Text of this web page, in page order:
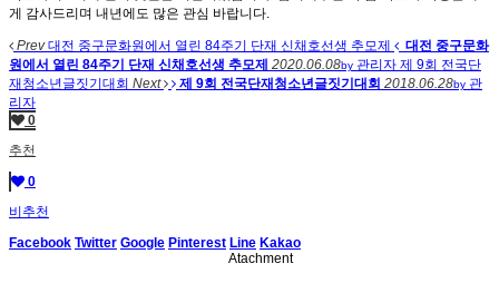
게 감사드리며 내년에도 많은 관심 바랍니다.
Prev대전 중구문화원에서 열린 84주기 단재 신채호선생 추모제
대전 중구문화
원에서 열린 84주기 단재 신채호선생 추모제 2020.06.08by 관리자 제 9회 전국단
재청소년글짓기대회 Next 제 9회 전국단재청소년글짓기대회 2018.06.28by 관
리자
0
추천
0
비추천
Facebook Twitter Google Pinterest Line Kakao
Atachment